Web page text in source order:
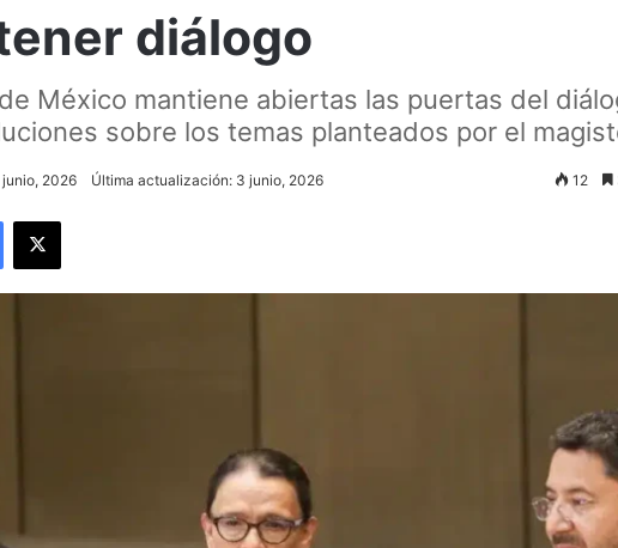
diálogo
México mantiene abiertas las puertas del
sobre los temas planteados por el
junio, 2026 Última actualización: 3 junio, 2026 12
Facebook
X